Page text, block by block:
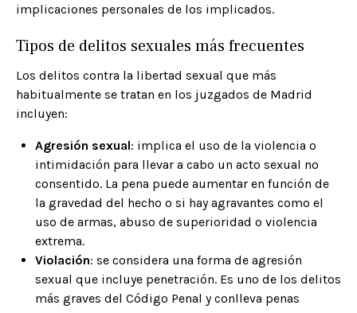
implicaciones personales de los implicados.
Tipos de delitos sexuales más frecuentes
Los delitos contra la libertad sexual que más
habitualmente se tratan en los juzgados de Madrid
incluyen:
Agresión sexual: implica el uso de la violencia o
intimidación para llevar a cabo un acto sexual no
consentido. La pena puede aumentar en función de
la gravedad del hecho o si hay agravantes como el
uso de armas, abuso de superioridad o violencia
extrema.
Violación: se considera una forma de agresión
sexual que incluye penetración. Es uno de los delitos
más graves del Código Penal y conlleva penas